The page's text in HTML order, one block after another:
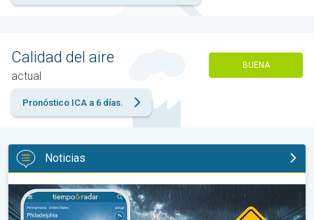
Calidad del aire
actual
BUENA
Pronóstico ICA a 6 días.
Noticias
La oleada de humedad provoca fuertes tormentas. Diluvio